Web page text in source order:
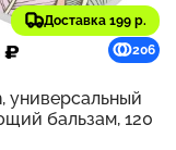
Доставка 199 р.
₽ 206
универсальный
бальзам, 120